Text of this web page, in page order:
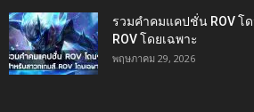
รวมคำคมแคปชั่น ROV โ
ROV โดยเฉพาะ
พฤษภาคม 29, 2026